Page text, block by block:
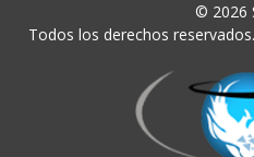
© 2026
Todos los derechos reservados.